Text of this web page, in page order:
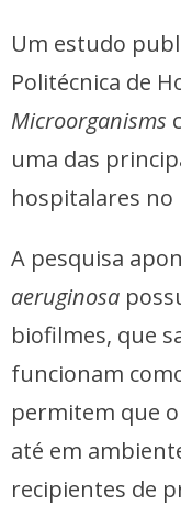
Um estudo
Politécnica de
Microorganisms
uma das
hospitalares no
A pesquisa
aeruginosa
biofilmes, que
funcionam
permitem que
até em
recipientes de